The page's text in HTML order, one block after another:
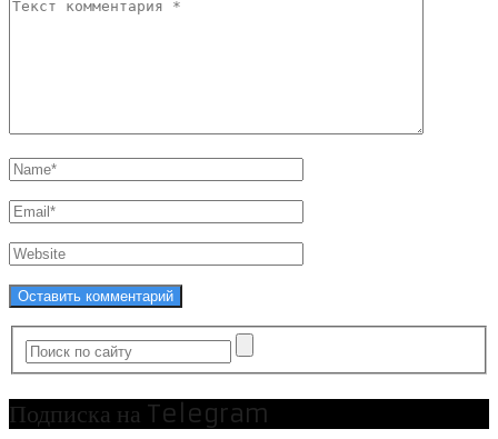
Подписка на Telegram